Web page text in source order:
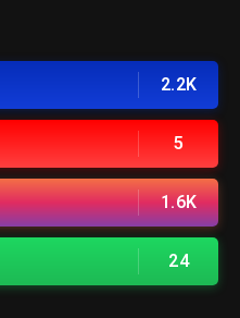
2.2K
5
1.6K
24